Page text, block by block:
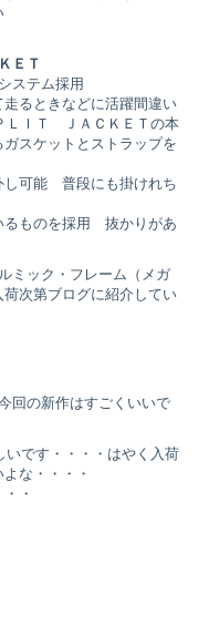
ＥＴ
ステム採用
るときなどに活躍間違い
ＬＩＴ ＪＡＣＫＥＴの本
スケットとストラップを
し可能 普段にも掛けれち
るものを採用 抜かりがあ
ミック・フレーム（メガ
次第ブログに紹介してい
回の新作はすごくいいで
いです・・・・はやく入荷
な・・・・
・